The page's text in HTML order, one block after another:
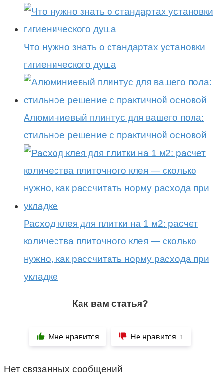
Что нужно знать о стандартах установки
гигиенического душа
Алюминиевый плинтус для вашего пола:
стильное решение с практичной основой
Расход клея для плитки на 1 м2: расчет
количества плиточного клея — сколько
нужно, как рассчитать норму расхода при
укладке
Как вам статья?
Мне нравится Не нравится 1
Нет связанных сообщений